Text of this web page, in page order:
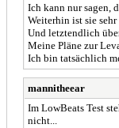
Ich kann nur sagen,
Weiterhin ist sie
Und letztendlich
Meine Pläne zur
Ich bin tatsächlich
mannitheear
Im LowBeats Test
nicht...